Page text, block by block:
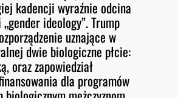
kadencji wyraźnie odcina
ideology”. Trump
uznające w
dwie biologiczne płcie:
oraz zapowiedział
dla programów